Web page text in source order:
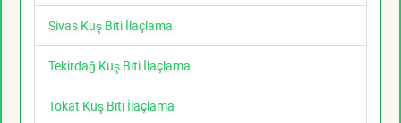
Sivas Kuş Biti İlaçlama
Tekirdağ Kuş Biti İlaçlama
Tokat Kuş Biti İlaçlama